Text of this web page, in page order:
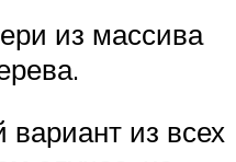
из массива
из всех